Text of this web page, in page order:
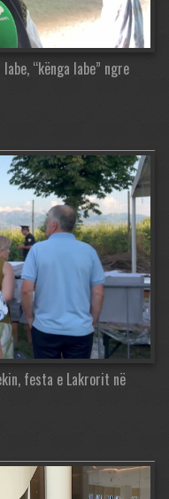
“kënga labe” ngre
festa e Lakrorit në